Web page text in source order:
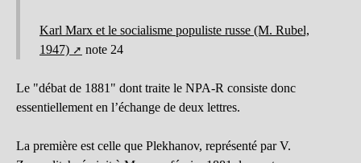
Karl Marx et le socialisme populiste russe (M. Rubel,
1947)
note 24
Le "débat de 1881" dont traite le NPA-R consiste donc
essentiellement en l’échange de deux lettres.
La première est celle que Plekhanov, représenté par V.